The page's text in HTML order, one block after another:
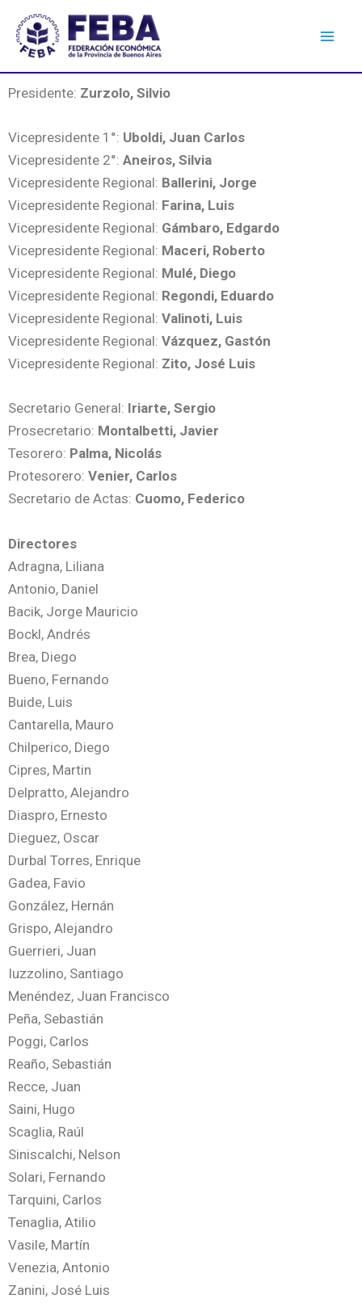
Presidente: Zurzolo, Silvio
Vicepresidente 1°: Uboldi, Juan Carlos
Vicepresidente 2°: Aneiros, Silvia
Vicepresidente Regional: Ballerini, Jorge
Vicepresidente Regional: Farina, Luis
Vicepresidente Regional: Gámbaro, Edgardo
Vicepresidente Regional: Maceri, Roberto
Vicepresidente Regional: Mulé, Diego
Vicepresidente Regional: Regondi, Eduardo
Vicepresidente Regional: Valinoti, Luis
Vicepresidente Regional: Vázquez, Gastón
Vicepresidente Regional: Zito, José Luis
Secretario General: Iriarte, Sergio
Prosecretario: Montalbetti, Javier
Tesorero: Palma, Nicolás
Protesorero: Venier, Carlos
Secretario de Actas: Cuomo, Federico
Directores
Adragna, Liliana
Antonio, Daniel
Bacik, Jorge Mauricio
Bockl, Andrés
Brea, Diego
Bueno, Fernando
Buide, Luis
Cantarella, Mauro
Chilperico, Diego
Cipres, Martin
Delpratto, Alejandro
Diaspro, Ernesto
Dieguez, Oscar
Durbal Torres, Enrique
Gadea, Favio
González, Hernán
Grispo, Alejandro
Guerrieri, Juan
Iuzzolino, Santiago
Menéndez, Juan Francisco
Peña, Sebastián
Poggi, Carlos
Reaño, Sebastián
Recce, Juan
Saini, Hugo
Scaglia, Raúl
Siniscalchi, Nelson
Solari, Fernando
Tarquini, Carlos
Tenaglia, Atilio
Vasile, Martín
Venezia, Antonio
Zanini, José Luis